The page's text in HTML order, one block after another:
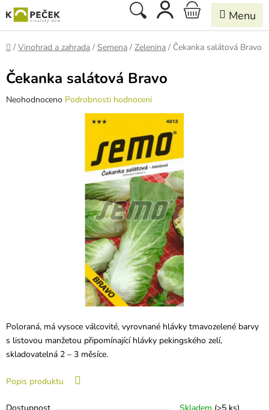
na
obsah
Hledat
NÁKUPNÍ
KOŠÍK
Domů
/ Vinohrad a zahrada / Semena / Zelenina / Čekanka salátová Bravo
Poloraná, má vysoce válcovité, vyrovnané hlávky tmavozelené barvy
s listovou manžetou připomínající hlávky pekingského zelí,
skladovatelná 2 – 3 měsíce.
Popis produktu
Dostupnost Skladem (>5 ks)
Čekanka salátová Bravo
Průměrné
Neohodnoceno Podrobnosti hodnocení